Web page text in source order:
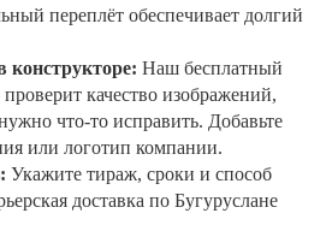
переплёт обеспечивает долгий
конструкторе: Наш бесплатный
качество изображений,
что-то исправить. Добавьте
или логотип компании.
Укажите тираж, сроки и способ
доставка по Бугуруслане